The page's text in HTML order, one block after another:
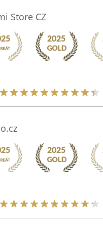
Store CZ